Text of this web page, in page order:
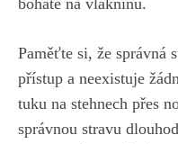
‌bohaté na vlákninu.
Paměťte si, že správná
přístup a neexistuje
tuku na stehnech⁣ přes
správnou stravu